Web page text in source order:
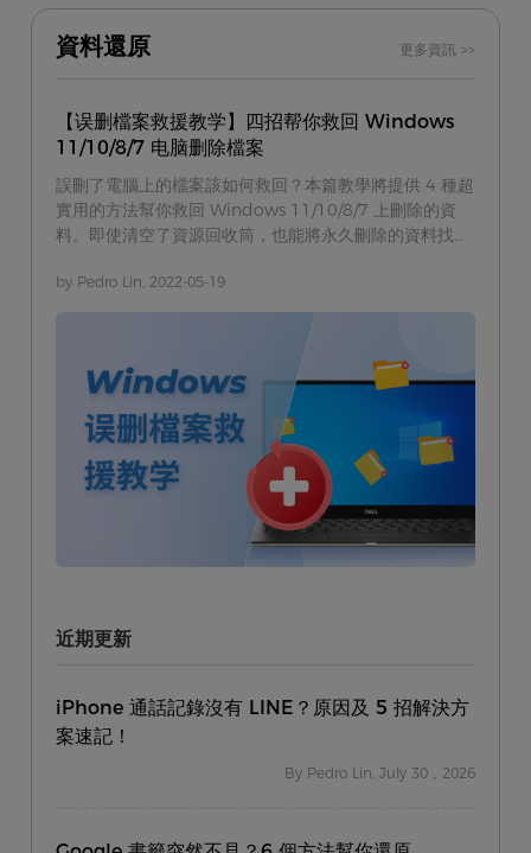
資料還原 更多資訊 >>
【误删檔案救援教学】四招帮你救回 Windows
11/10/8/7 电脑删除檔案
誤刪了電腦上的檔案該如何救回？本篇教學將提供 4 種超
實用的方法幫你救回 Windows 11/10/8/7 上刪除的資
料。即使清空了資源回收筒，也能將永久刪除的資料找回
by Pedro Lin, 2022-05-19
近期更新
iPhone 通話記錄沒有 LINE？原因及 5 招解決方
案速記！
By Pedro Lin, July 30，2026